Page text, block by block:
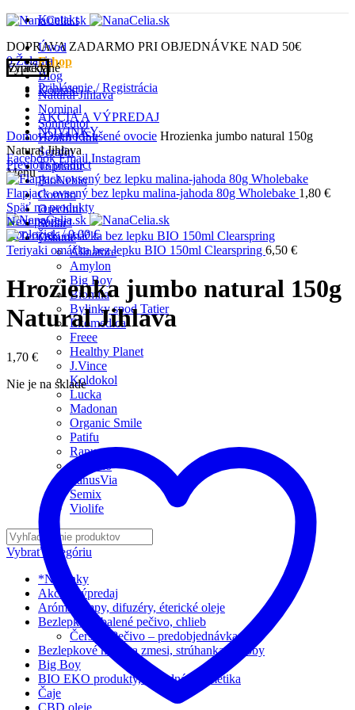
Kontakt
DOPRAVA ZADARMO PRI OBJEDNÁVKE NAD 50€
0Želania
Prihlásenie / Registrácia
Úvod
Eshop
Blog
Kontakt
AKCIA A VÝPREDAJ
NOVINKY
Facebook Email Instagram
Menu
0položiek / 0,00€
Značky
Natural Jihlava
Nominal
Sonnentor
Health Link
Serafin
Topnatur
BioNebio
Cornito
Orechini
Schär
Ostatné
Allnature
Amylon
Big Boy
Biomila
Bylinky spod Tatier
Ekomedica
Freee
Healthy Planet
J.Vince
Koldokol
Lucka
Madonan
Organic Smile
Patifu
Rapunzel
Risolino
SanusVia
Semix
Violife
Vybrať kategóriu
*Novinky
Akcia, výpredaj
Aróma lampy, difuzéry, éterické oleje
Bezlepkové balené pečivo, chlieb
Čerstvé Pečivo – predobjednávka
Bezlepkové múky a zmesi, strúhanka, škroby
Big Boy
BIO EKO produkty, prírodná kozmetika
Čaje
CBD oleje
Vypredané
Click to enlarge
DomovObchodSušené ovocie Hrozienka jumbo natural 150g
Natural Jihlava
Previous product
Flapjack ovsený bez lepku malina-jahoda 80g Wholebake 1,80 €
Späť na produkty
Next product
Teriyaki omáčka bez lepku BIO 150ml Clearspring 6,50 €
Hrozienka jumbo natural 150g
Natural Jihlava
1,70 €
Nie je na sklade